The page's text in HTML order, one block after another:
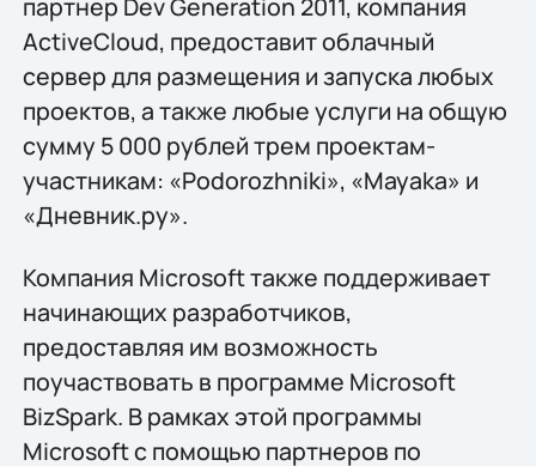
партнер Dev Generation 2011, компания
ActiveCloud, предоставит облачный
сервер для размещения и запуска любых
проектов, а также любые услуги на общую
сумму 5 000 рублей трем проектам-
участникам: «Podorozhniki», «Mayaka» и
«Дневник.ру».
Компания Microsoft также поддерживает
начинающих разработчиков,
предоставляя им возможность
поучаствовать в программе Microsoft
BizSpark. В рамках этой программы
Microsoft с помощью партнеров по